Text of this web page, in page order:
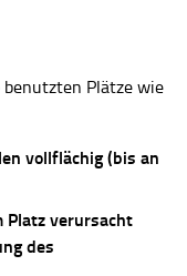
benutzten Plätze wie
vollflächig (bis an
Platz verursacht
des